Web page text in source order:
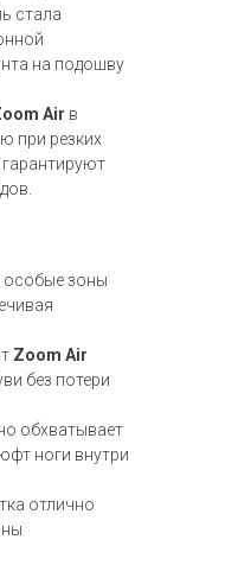
стала
на подошву
Air в
при резких
гарантируют
особые зоны
Zoom Air
без потери
обхватывает
ноги внутри
отлично